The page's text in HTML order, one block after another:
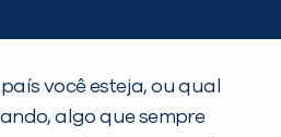
você esteja, ou qual
algo que sempre